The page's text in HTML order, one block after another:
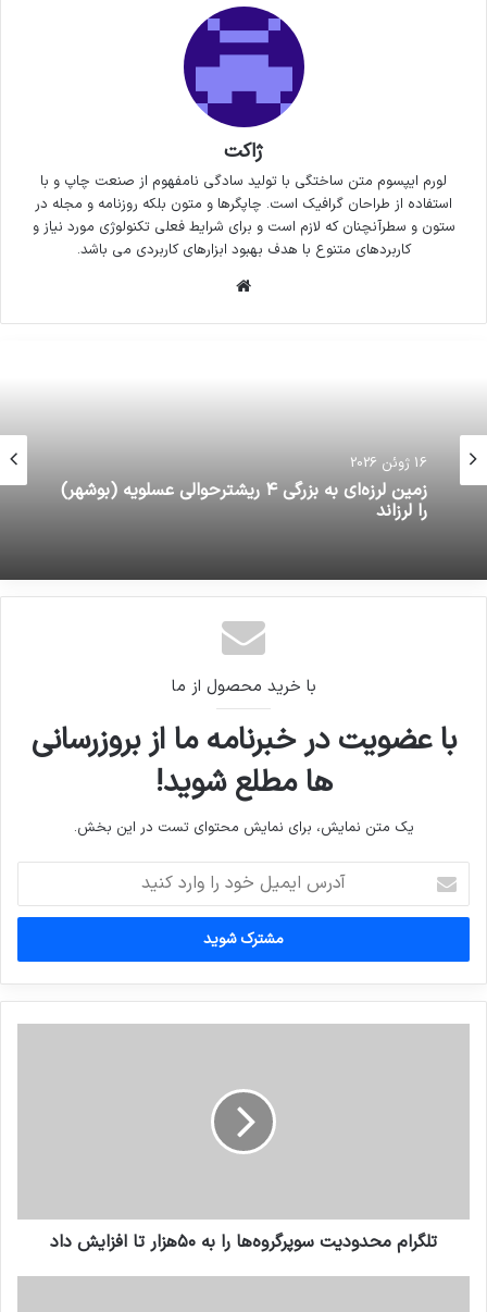
ژاکت
لورم ایپسوم متن ساختگی با تولید سادگی نامفهوم از صنعت چاپ و با
استفاده از طراحان گرافیک است. چاپگرها و متون بلکه روزنامه و مجله در
ستون و سطرآنچنان که لازم است و برای شرایط فعلی تکنولوژی مورد نیاز و
کاربردهای متنوع با هدف بهبود ابزارهای کاربردی می باشد.
16 ژوئن 2026
زمین لرزه‌ای به بزرگی ۴ ریشترحوالی عسلويه (بوشهر)
را لرزاند
با خرید محصول از ما
با عضویت در خبرنامه ما از بروزرسانی
ها مطلع شوید!
یک متن نمایش، برای نمایش محتوای تست در این بخش.
ایمیل
خود
وارد
کنید
تلگرام محدودیت سوپرگروه‌ها را به ۵۰هزار تا افزایش داد